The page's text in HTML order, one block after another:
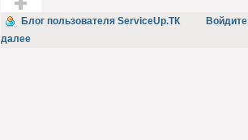
Голос за!
Блог пользователя ServiceUp.ТК Войдите
далее